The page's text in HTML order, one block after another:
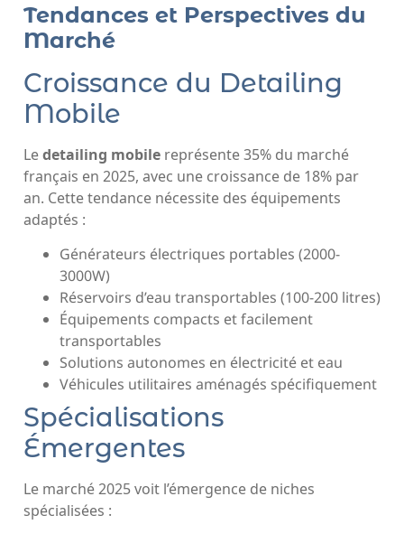
Tendances et Perspectives du
Marché
Croissance du Detailing
Mobile
Ledetailing mobile représente 35% du marché
français en 2025, avec une croissance de 18% par
an. Cette tendance nécessite des équipements
adaptés :
Générateurs électriques portables (2000-
3000W)
Réservoirs d’eau transportables (100-200 litres)
Équipements compacts et facilement
transportables
Solutions autonomes en électricité et eau
Véhicules utilitaires aménagés spécifiquement
Spécialisations
Émergentes
Le marché 2025 voit l’émergence de niches
spécialisées :